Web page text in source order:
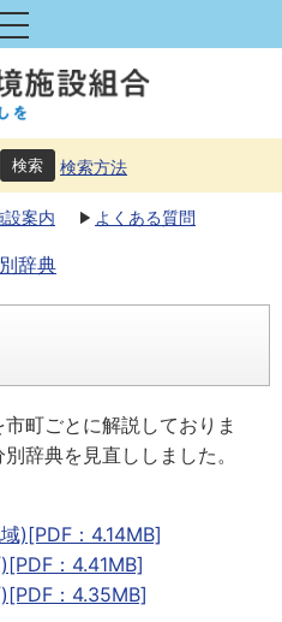
検索方法
設案内 よくある質問
辞典
町ごとに解説しておりま
辞典を見直ししました。
)[PDF：4.14MB]
：4.41MB]
：4.35MB]